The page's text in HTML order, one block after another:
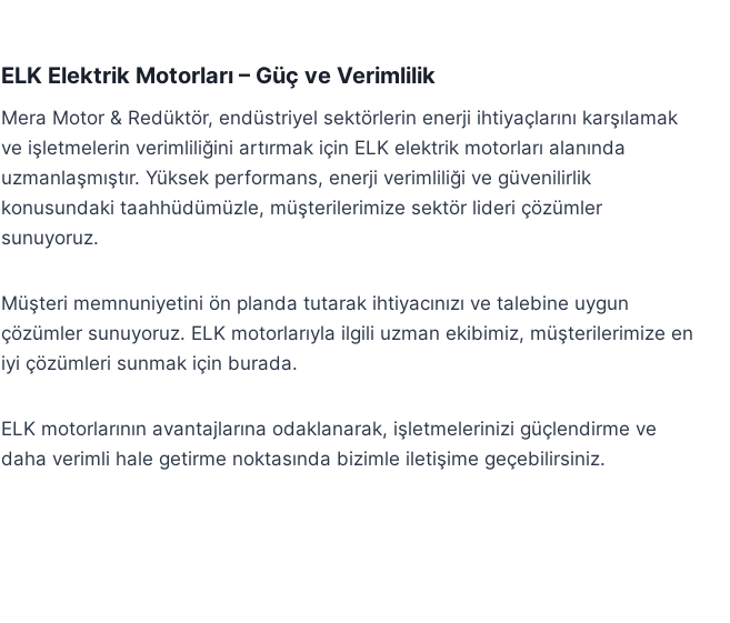
ELK Elektrik Motorları – Güç ve Verimlilik
Mera Motor & Redüktör, endüstriyel sektörlerin enerji ihtiyaçlarını karşılamak
ve işletmelerin verimliliğini artırmak için ELK elektrik motorları alanında
uzmanlaşmıştır. Yüksek performans, enerji verimliliği ve güvenilirlik
konusundaki taahhüdümüzle, müşterilerimize sektör lideri çözümler
sunuyoruz.
Müşteri memnuniyetini ön planda tutarak ihtiyacınızı ve talebine uygun
çözümler sunuyoruz. ELK motorlarıyla ilgili uzman ekibimiz, müşterilerimize en
iyi çözümleri sunmak için burada.
ELK motorlarının avantajlarına odaklanarak, işletmelerinizi güçlendirme ve
daha verimli hale getirme noktasında bizimle iletişime geçebilirsiniz.